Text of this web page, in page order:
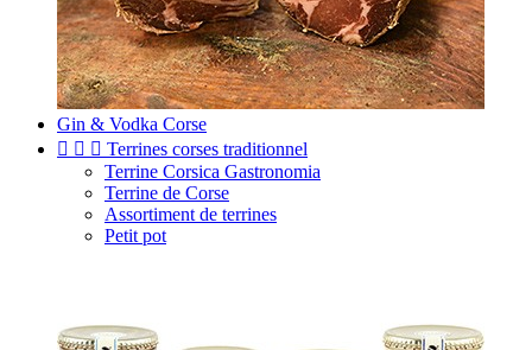
Gin & Vodka Corse
   Terrines corses traditionnel
Terrine Corsica Gastronomia
Terrine de Corse
Assortiment de terrines
Petit pot